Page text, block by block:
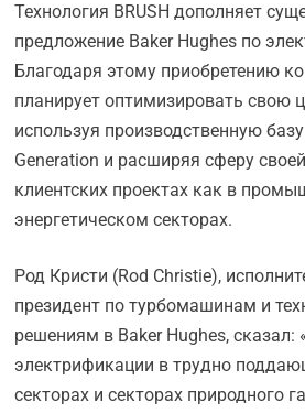
Технология BRUSH дополняет
предложение Baker Hughes по
Благодаря этому приобретению
планирует оптимизировать свою
используя производственную
Generation и расширяя сферу
клиентских проектах как в
энергетическом секторах.
Род Кристи (Rod Christie),
президент по турбомашинам и
решениям в Baker Hughes, сказал:
электрификации в трудно
секторах и секторах природного